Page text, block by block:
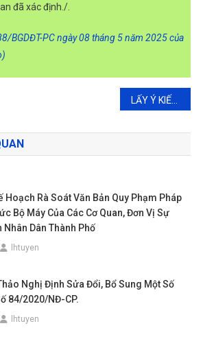
đã xác định./.
BGDĐT-PC ngày 08 tháng 5 năm 2025 của
Hoạch Rà Soát Văn Bản Quy Phạm Pháp
Bộ Máy Của Các Cơ Quan, Đơn Vị Sự
Nhân Dân Thành Phố
lhtuyen
Nghị Định Sửa Đổi, Bổ Sung Một Số
84/2020/NĐ-CP.
lhtuyen